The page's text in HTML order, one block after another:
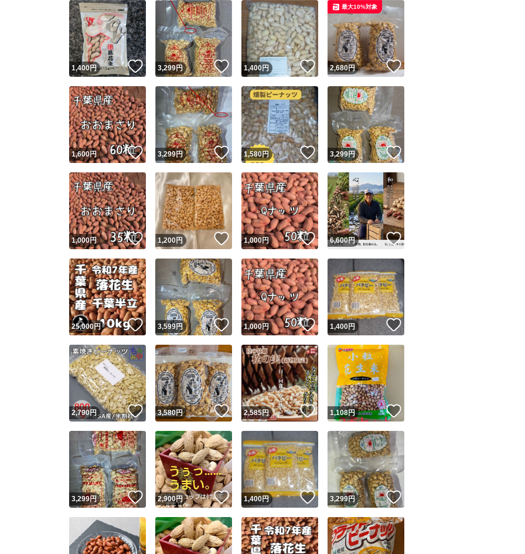
1,400円 いいね！
3,299円 いいね！
1,400円 いいね！
2,680円 いいね！
最大10%対象
1,600円 いいね！
3,299円 いいね！
1,580円 いいね！
3,299円
1,000円 いいね！
1,200円 いいね！
1,000円 いいね！
6,600円 いいね！
25,000円 いいね！
3,599円 いいね！
1,000円 いいね！
1,400円 いいね！
2,790円 いいね！
3,580円 いいね！
2,585円 いいね！
1,108円
3,299円 いいね！
2,900円 いいね！
1,400円 いいね！
3,299円